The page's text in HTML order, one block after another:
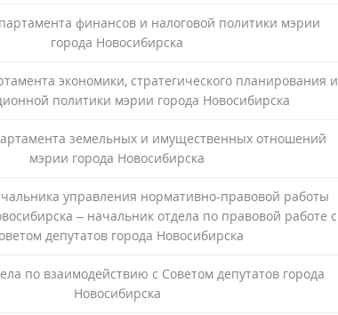
финансов и налоговой политики мэрии
города Новосибирска
экономики, стратегического планирования и
политики мэрии города Новосибирска
земельных и имущественных отношений
мэрии города Новосибирска
управления нормативно-правовой работы
– начальник отдела по правовой работе с
депутатов города Новосибирска
по взаимодействию с Советом депутатов города
Новосибирска